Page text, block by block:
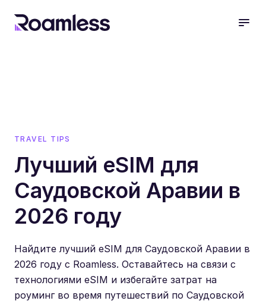
TRAVEL TIPS
Лучший eSIM для
Саудовской Аравии в
2026 году
Найдите лучший eSIM для Саудовской Аравии в
2026 году с Roamless. Оставайтесь на связи с
технологиями eSIM и избегайте затрат на
роуминг во время путешествий по Саудовской